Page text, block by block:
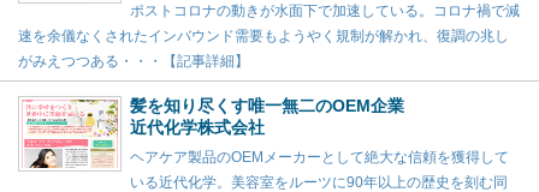
ポストコロナの動きが水面下で加速している。コロナ禍で減
速を余儀なくされたインバウンド需要もようやく規制が解かれ、復調の兆し
がみえつつある・・・【記事詳細】
髪を知り尽くす唯一無二のOEM企業
近代化学株式会社
ヘアケア製品のOEMメーカーとして絶大な信頼を獲得して
いる近代化学。美容室をルーツに90年以上の歴史を刻む同